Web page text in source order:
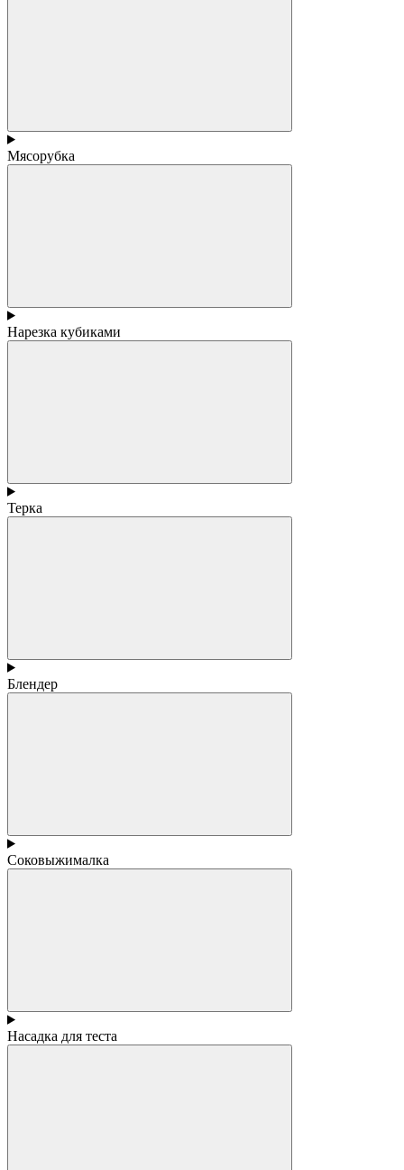
Мясорубка
Нарезка кубиками
Терка
Блендер
Соковыжималка
Насадка для теста